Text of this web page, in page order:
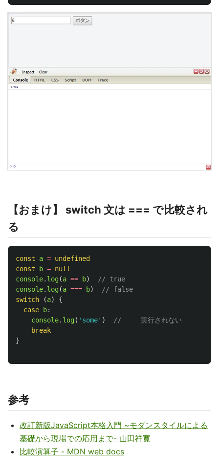
【おまけ】 switch 文は === で比較され
る
const a = undefined
const
b = null
console. log(a == b)
// true
console. log(a === b)
// false
switch
(a)
{
case
b:
console. log( ' some' )
// 	実行されない
break
}
参考
改訂新版JavaScript本格入門 ~モダンスタイルによる
基礎から現場での応用まで- 山田祥寛
比較演算子 - MDN web docs